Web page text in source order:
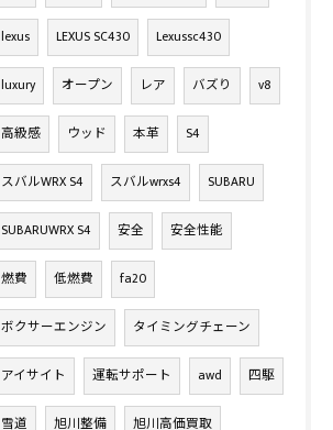
lexus LEXUS SC430 Lexussc430
luxury オープン レア バズり v8
高級感 ウッド 本革 S4
スバルWRX S4 スバルwrxs4 SUBARU
SUBARUWRX S4 安全 安全性能
燃費 低燃費 fa20
ボクサーエンジン タイミングチェーン
アイサイト 運転サポート awd 四駆
雪道 旭川整備 旭川高価買取